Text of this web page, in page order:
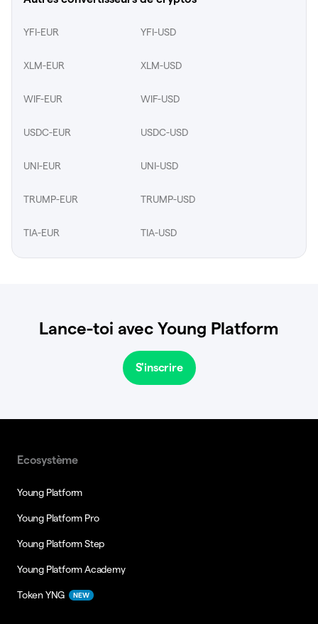
YFI-EUR YFI-USD
XLM-EUR XLM-USD
WIF-EUR WIF-USD
USDC-EUR USDC-USD
UNI-EUR UNI-USD
TRUMP-EUR TRUMP-USD
TIA-EUR TIA-USD
Lance-toi avec Young Platform
S'inscrire
Ecosystème
Young Platform
Young Platform Pro
Young Platform Step
Young Platform Academy
Token YNG NEW